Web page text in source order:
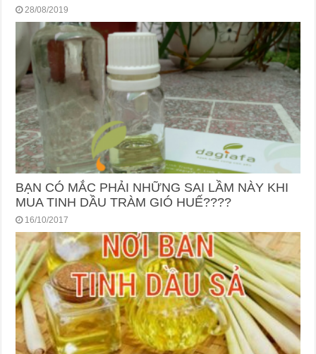
28/08/2019
BẠN CÓ MẮC PHẢI NHỮNG SAI LẦM NÀY KHI
MUA TINH DẦU TRÀM GIÓ HUẾ????
16/10/2017